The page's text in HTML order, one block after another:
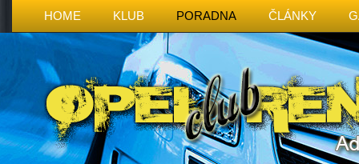
HOME KLUB PORADNA ČLÁNKY